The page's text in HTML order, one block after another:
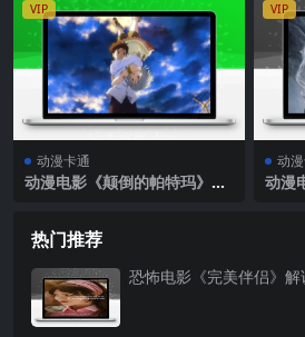
VIP
动漫卡通
动漫电影《颠倒的帕特玛》解
VIP
动
动漫
热门推荐
恐怖电影《完美伴侣》解